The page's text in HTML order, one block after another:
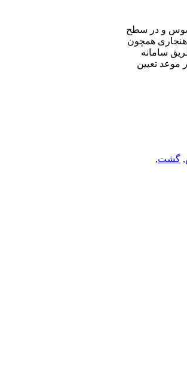
و در سطح
همچون
سامانه
موعد تعیین
, گشت,